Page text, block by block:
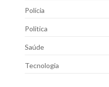
Polícia
Política
Saúde
Tecnologia